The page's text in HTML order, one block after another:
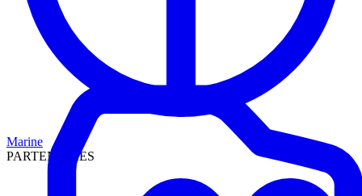
Marine
PARTENAIRES